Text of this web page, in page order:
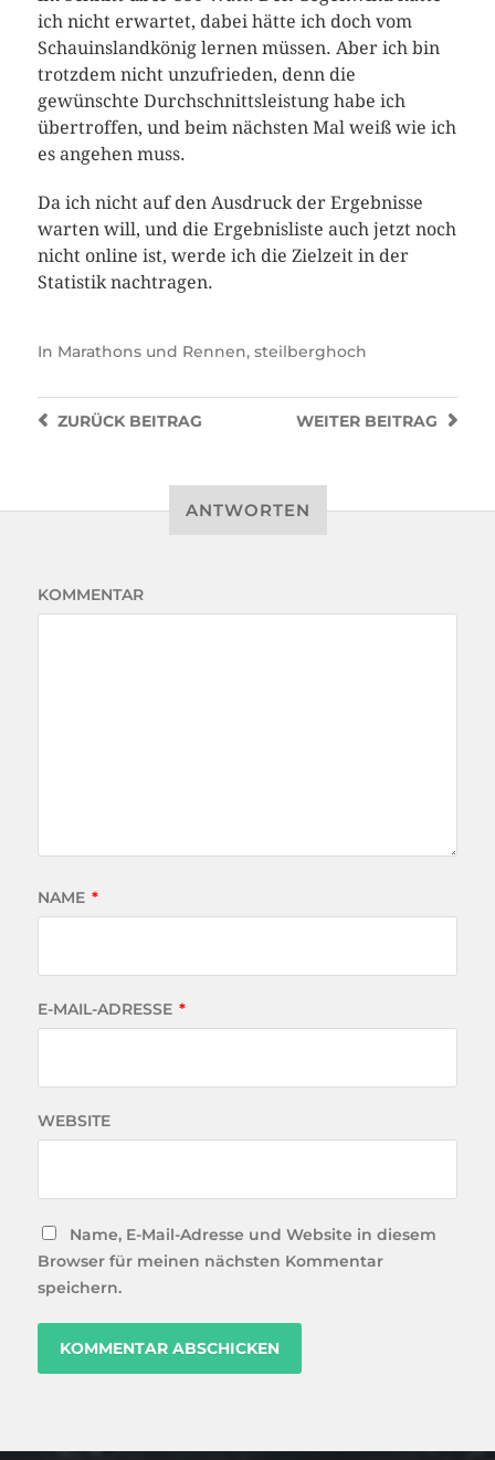
ich nicht erwartet, dabei hätte ich doch vom
Schauinslandkönig lernen müssen. Aber ich bin
trotzdem nicht unzufrieden, denn die
gewünschte Durchschnittsleistung habe ich
übertroffen, und beim nächsten Mal weiß wie ich
es angehen muss.
Da ich nicht auf den Ausdruck der Ergebnisse
warten will, und die Ergebnisliste auch jetzt noch
nicht online ist, werde ich die Zielzeit in der
Statistik nachtragen.
In Marathons und Rennen, steilberghoch
WEITER BEITRAG
ZURÜCKBEITRAG
ANTWORTEN
KOMMENTAR
NAME *
E-MAIL-ADRESSE *
WEBSITE
Name, E-Mail-Adresse und Website in diesem
Browser für meinen nächsten Kommentar
speichern.